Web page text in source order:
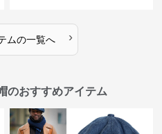
ムの一覧へ ›
のおすすめアイテム